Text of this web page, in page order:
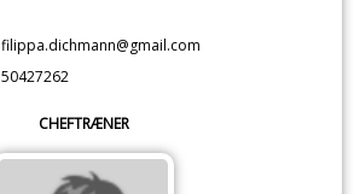
filippa.dichmann@gmail.com
50427262
CHEFTRÆNER